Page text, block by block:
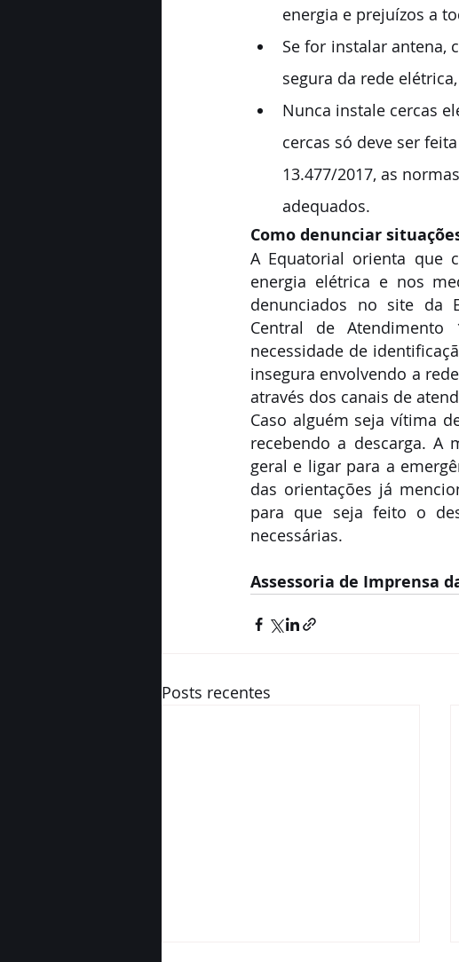
energia e prejuízos a
Se for instalar antena,
segura da rede
Nunca instale cercas
cercas só deve ser
13.477/2017, as
adequados.
Como denunciar
A Equatorial orienta que
energia elétrica e nos
denunciados no site da
Central de
necessidade de
insegura envolvendo a
através dos canais de
Caso alguém seja vítima
recebendo a descarga.
geral e ligar para a
das orientações já
para que seja feito o
necessárias.
Assessoria de Imprensa
Posts recentes